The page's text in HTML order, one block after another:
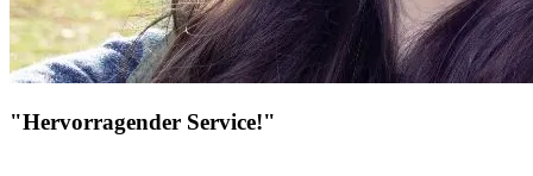
"Hervorragender Service!"